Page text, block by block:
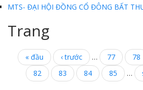
MTS- ĐẠI HỘI ĐỒNG CỔ ĐÔNG BẤT
Trang
« đầu ‹ trước … 77 78
82
83 84 85 …